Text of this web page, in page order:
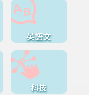
英語文
科技